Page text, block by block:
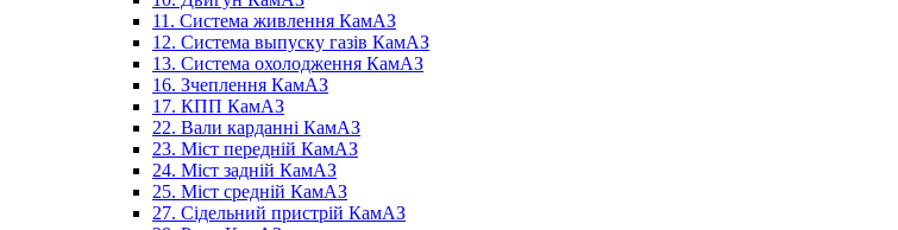
11. Система живлення КамАЗ
12. Система выпуску газів КамАЗ
13. Система охолодження КамАЗ
16. Зчеплення КамАЗ
17. КПП КамАЗ
22. Вали карданні КамАЗ
23. Міст передній КамАЗ
24. Міст задній КамАЗ
25. Міст средній КамАЗ
27. Сідельний пристрій КамАЗ